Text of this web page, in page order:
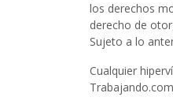
los derechos
derecho de
Sujeto a lo
Cualquier
Trabajando.com